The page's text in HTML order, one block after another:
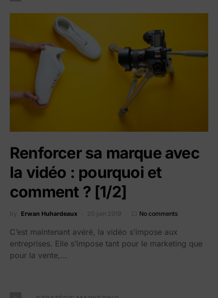
Renforcer sa marque avec
la vidéo : pourquoi et
comment ? [1/2]
by Erwan Huhardeaux 20 juin 2019 No comments
C’est maintenant avéré, la vidéo s’impose aux
entreprises. Elle s’impose tant pour le marketing que
pour la vente,…